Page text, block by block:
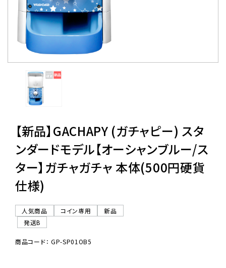
景品・玩具・文具
ご利用ガイド
06-6282-7659
【新品】GACHAPY (ガチャピー) スタ
ンダードモデル【オーシャンブルー/ス
ター】ガチャガチャ 本体(500円硬貨
仕様)
人気商品 コイン専用
新品
発送B
商品コード： GP-SP01OB5